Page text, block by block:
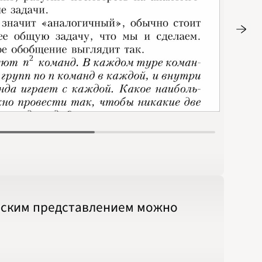
представлением можно